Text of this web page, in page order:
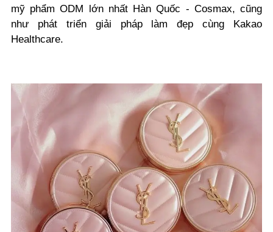
mỹ phẩm ODM lớn nhất Hàn Quốc - Cosmax, cũng
như phát triển giải pháp làm đẹp cùng Kakao
Healthcare.